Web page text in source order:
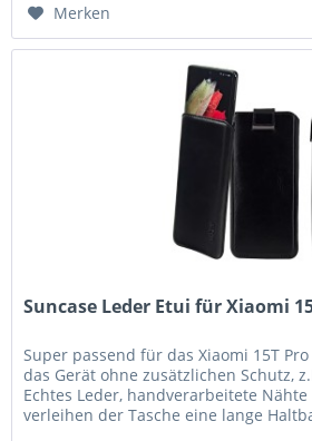
Merken
Suncase Leder Etui für Xiaomi
Super passend für das Xiaomi 15T
das Gerät ohne zusätzlichen Schutz,
Echtes Leder, handverarbeitete
verleihen der Tasche eine lange